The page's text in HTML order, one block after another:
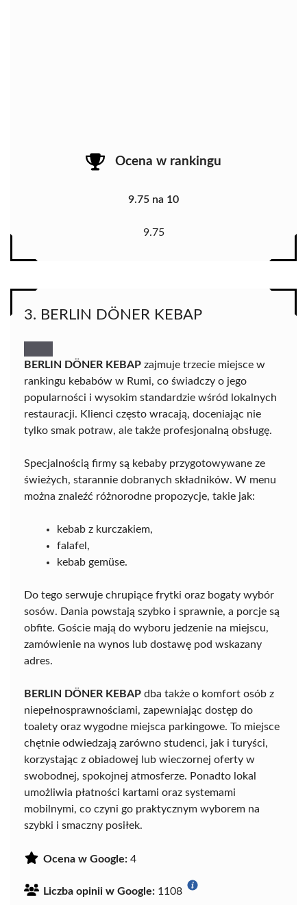
Ocena w rankingu
9.75 na 10
9.75
3. BERLIN DÖNER KEBAP
BERLIN DÖNER KEBAP zajmuje trzecie miejsce w
rankingu kebabów w Rumi, co świadczy o jego
popularności i wysokim standardzie wśród lokalnych
restauracji. Klienci często wracają, doceniając nie
tylko smak potraw, ale także profesjonalną obsługę.
Specjalnością firmy są kebaby przygotowywane ze
świeżych, starannie dobranych składników. W menu
można znaleźć różnorodne propozycje, takie jak:
kebab z kurczakiem,
falafel,
kebab gemüse.
Do tego serwuje chrupiące frytki oraz bogaty wybór
sosów. Dania powstają szybko i sprawnie, a porcje są
obfite. Goście mają do wyboru jedzenie na miejscu,
zamówienie na wynos lub dostawę pod wskazany
adres.
BERLIN DÖNER KEBAP dba także o komfort osób z
niepełnosprawnościami, zapewniając dostęp do
toalety oraz wygodne miejsca parkingowe. To miejsce
chętnie odwiedzają zarówno studenci, jak i turyści,
korzystając z obiadowej lub wieczornej oferty w
swobodnej, spokojnej atmosferze. Ponadto lokal
umożliwia płatności kartami oraz systemami
mobilnymi, co czyni go praktycznym wyborem na
szybki i smaczny posiłek.
Ocena w Google: 4
Liczba opinii w Google: 1108